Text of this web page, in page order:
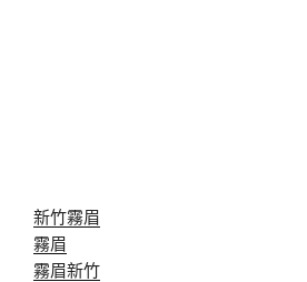
新竹霧眉
霧眉
霧眉新竹